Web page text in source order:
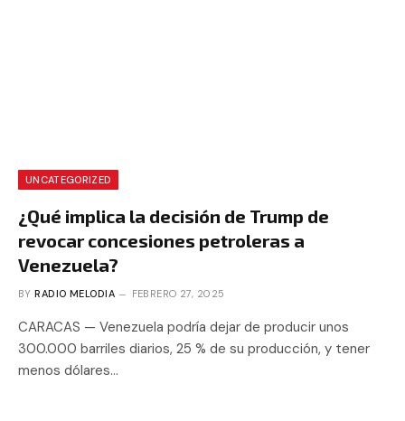
UNCATEGORIZED
¿Qué implica la decisión de Trump de
revocar concesiones petroleras a
Venezuela?
BY RADIO MELODIA FEBRERO 27, 2025
CARACAS — Venezuela podría dejar de producir unos
300.000 barriles diarios, 25 % de su producción, y tener
menos dólares…